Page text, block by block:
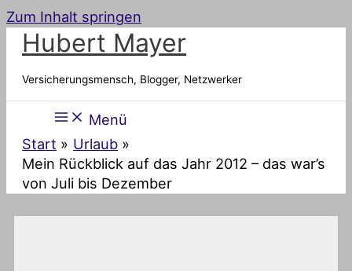
Zum Inhalt springen
Hubert Mayer
Versicherungsmensch, Blogger, Netzwerker
Menü
Start
Urlaub
Mein Rückblick auf das Jahr 2012 – das war’s
von Juli bis Dezember